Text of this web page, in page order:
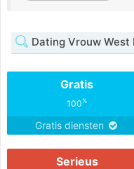
Dating Vrouw West
Gratis
100%
Gratis diensten
Serieus